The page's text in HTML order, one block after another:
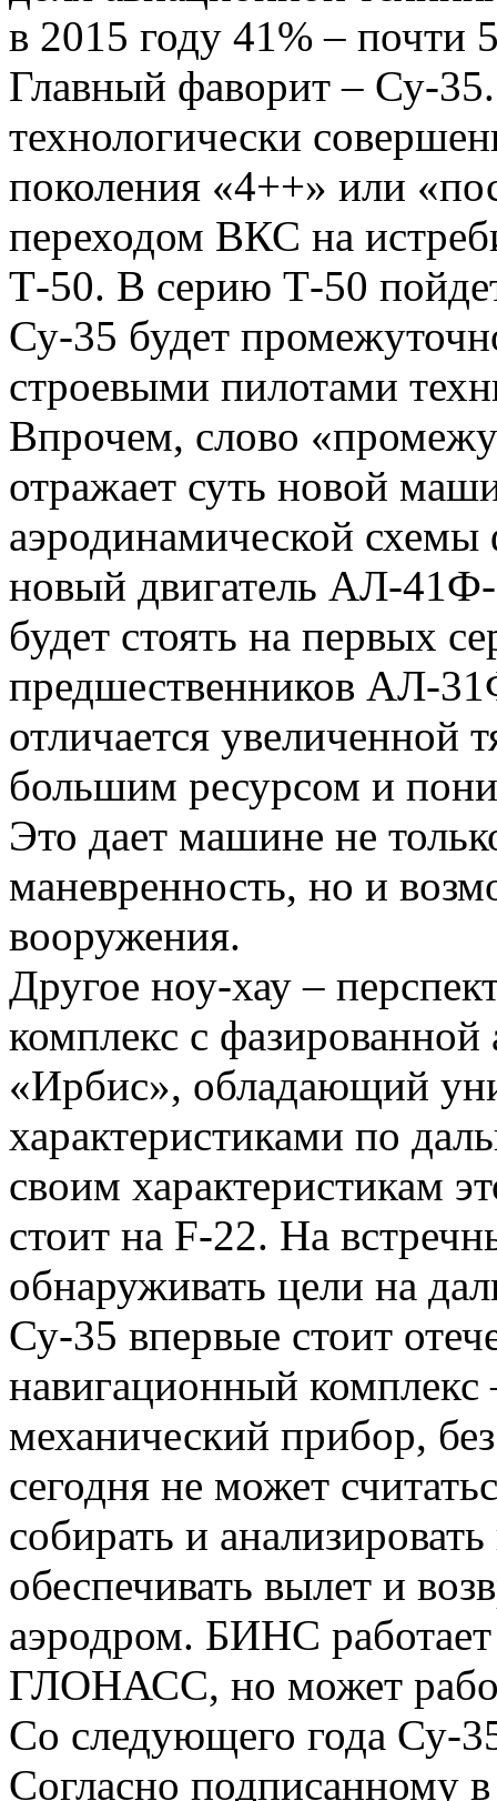
в 2015 году 41% – почти
Главный фаворит – Су-
технологически
поколения «4++» или
переходом ВКС на
Т-50. В серию Т-50
Су-35 будет
строевыми пилотами
Впрочем, слово
отражает суть новой
аэродинамической
новый двигатель АЛ-
будет стоять на первых
предшественников АЛ-
отличается увеличенной
большим ресурсом и
Это дает машине не
маневренность, но и
вооружения.
Другое ноу-хау –
комплекс с
«Ирбис», обладающий
характеристиками по
своим характеристикам
стоит на F-22. На
обнаруживать цели на
Су-35 впервые стоит
навигационный
механический прибор,
сегодня не может
собирать и
обеспечивать вылет и
аэродром. БИНС
ГЛОНАСС, но может
Со следующего года Су-
Согласно подписанному